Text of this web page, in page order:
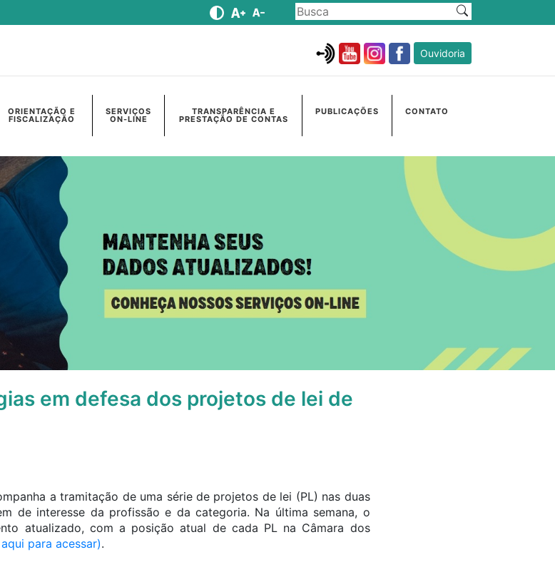
Ouvidoria
ORIENTAÇÃO E
FISCALIZAÇÃO
SERVIÇOS
ON-LINE
TRANSPARÊNCIA E
PRESTAÇÃO DE CONTAS
PUBLICAÇÕES CONTATO
em defesa dos projetos de lei de
a tramitação de uma série de projetos de lei (PL) nas duas
de interesse da profissão e da categoria. Na última semana, o
atualizado, com a posição atual de cada PL na Câmara dos
para acessar).